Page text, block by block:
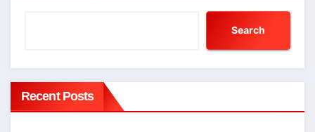
Search
Recent Posts